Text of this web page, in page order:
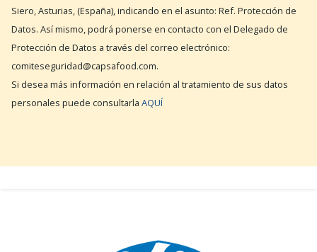
Siero, Asturias, (España), indicando en el asunto: Ref. Protección de
Datos. Así mismo, podrá ponerse en contacto con el Delegado de
Protección de Datos a través del correo electrónico:
comiteseguridad@capsafood.com.
Si desea más información en relación al tratamiento de sus datos
personales puede consultarla AQUÍ